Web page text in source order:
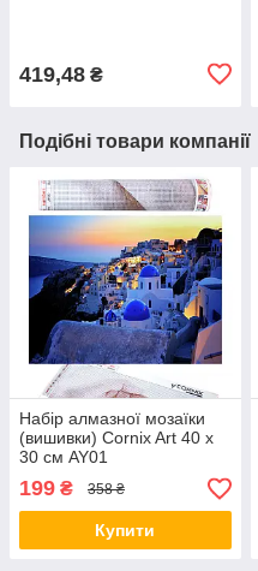
419,48 ₴
Подібні товари компанії
Набір алмазної мозаїки
(вишивки) Cornix Art 40 x
30 см AY01
199 ₴ 358 ₴
Купити